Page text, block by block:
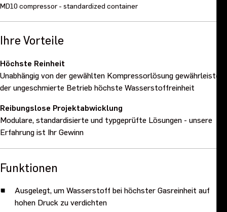
MD10 compressor - standardized container
Ihre Vorteile
Höchste Reinheit
Unabhängig von der gewählten Kompressorlösung gewährleistet
der ungeschmierte Betrieb höchste Wasserstoffreinheit
Reibungslose Projektabwicklung
Modulare, standardisierte und typgeprüfte Lösungen - unsere
Erfahrung ist Ihr Gewinn
Funktionen
Ausgelegt, um Wasserstoff bei höchster Gasreinheit auf
hohen Druck zu verdichten